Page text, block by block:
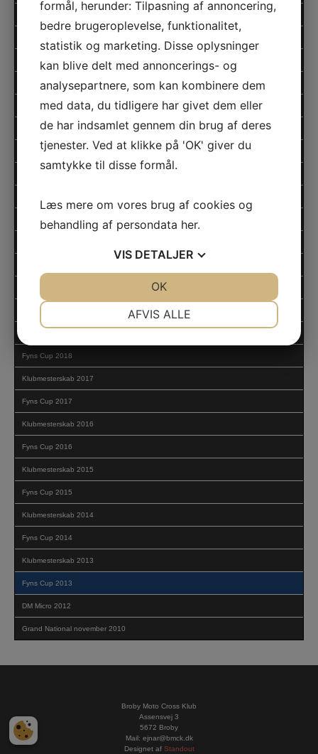
Fyns Cup 2023
Klubmesterskab 2022
Fyns Cup 2022
Yamaha Kids Cup 2021
Klubmesterskab 2021
Fyns Cup 2021
Fyns Cup 2020
Fyns Cup 2018
Klubmesterskab 2017
Fyns Cup 2017
Klubmesterskab 2016
Fyns Cup 2016
Klubmesterskab 2015
Fyns Cup 2015
Klubmesterskab 2014
Fyns Cup 2014
Klubmesterskab 2013
Fyns Cup 2013
DM Micro 2012
Grand National november 2010
Broby Moto Cross Klub
Assensvej 3
5672 Broby
Mail: ejnar@bmck.dk
Designet af Standout
formål, herunder: Tilpasning af annoncering,
bedre brugeroplevelse, funktionalitet,
statistik og marketing. Disse oplysninger
kan blive delt med annoncerings- og
analysepartnere, som kan kombinere dem
med data, du tidligere har givet dem eller
de har indsamlet gennem din brug af deres
tjenester. Ved at klikke på 'OK' giver du
samtykke til disse formål.
Læs mere om vores brug af cookies og
behandling af persondata her.
VIS DETALJER
AFVIS ALLE
OK